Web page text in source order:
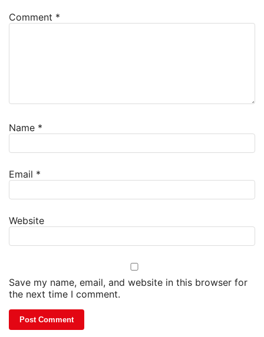
Comment *
Name *
Email *
Website
Save my name, email, and website in this browser for
the next time I comment.